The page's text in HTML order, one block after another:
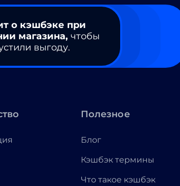
о кэшбэке при
магазина, чтобы
выгоду.
Полезное
Блог
Кэшбэк термины
Что такое кэшбэк